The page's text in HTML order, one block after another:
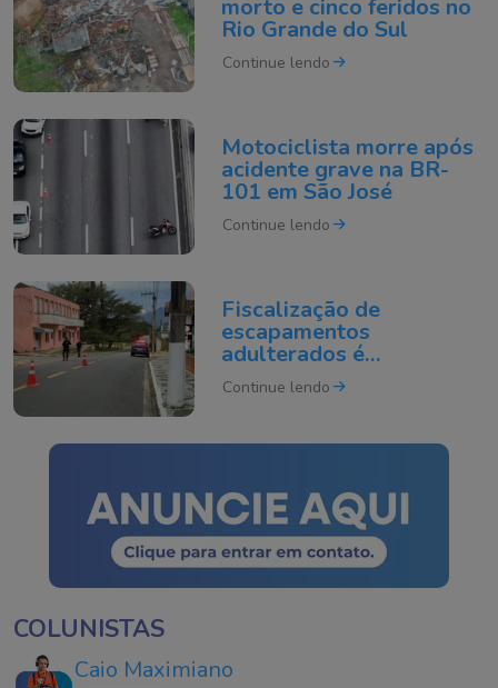
morto e cinco feridos no
Rio Grande do Sul
Continue lendo
Motociclista morre após
acidente grave na BR-
101 em São José
Continue lendo
Fiscalização de
escapamentos
adulterados é
intensificada em Tubarão
Continue lendo
COLUNISTAS
Caio Maximiano